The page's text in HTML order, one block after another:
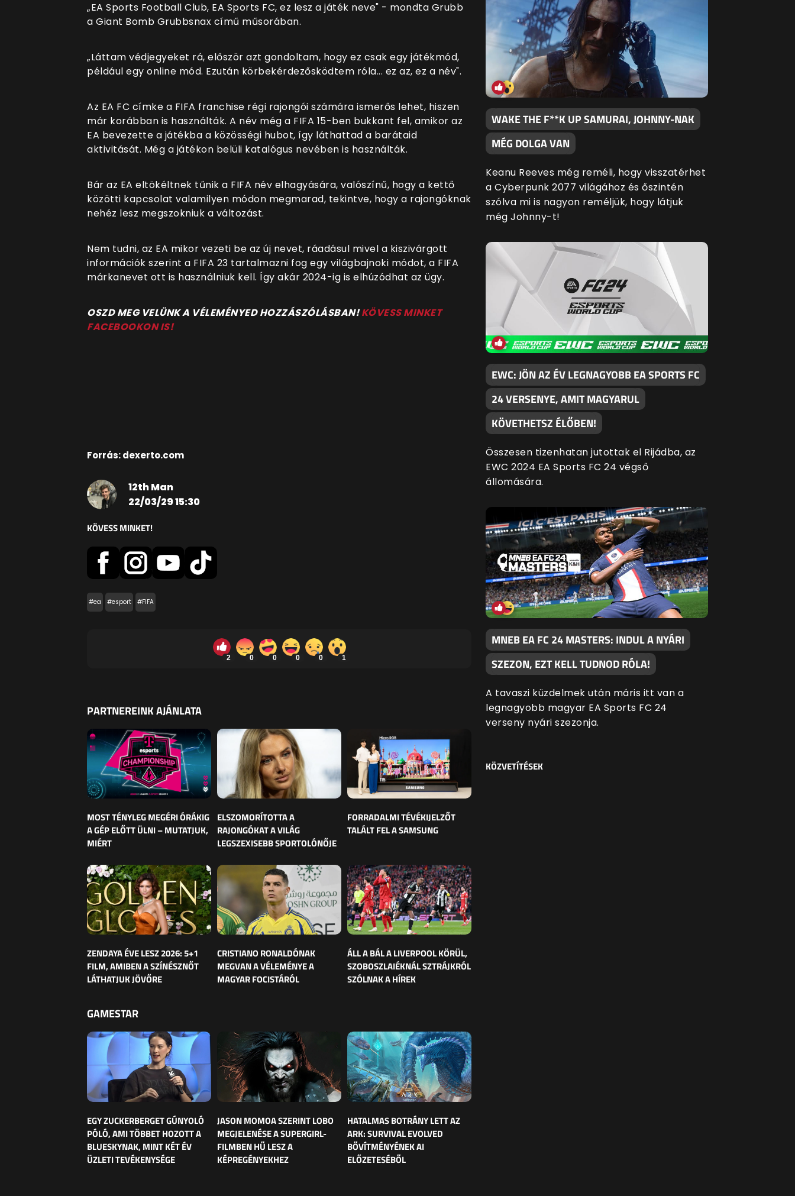
„EA Sports Football Club, EA Sports FC, ez lesz a játék neve" - mondta Grubb
a Giant Bomb Grubbsnax című műsorában.
„Láttam védjegyeket rá, először azt gondoltam, hogy ez csak egy játékmód,
például egy online mód. Ezután körbekérdezősködtem róla... ez az, ez a név".
Az EA FC címke a FIFA franchise régi rajongói számára ismerős lehet, hiszen
már korábban is használták. A név még a FIFA 15-ben bukkant fel, amikor az
EA bevezette a játékba a közösségi hubot, így láthattad a barátaid
aktivitását. Még a játékon belüli katalógus nevében is használták.
Bár az EA eltökéltnek tűnik a FIFA név elhagyására, valószínű, hogy a kettő
közötti kapcsolat valamilyen módon megmarad, tekintve, hogy a rajongóknak
nehéz lesz megszokniuk a változást.
Nem tudni, az EA mikor vezeti be az új nevet, ráadásul mivel a kiszivárgott
információk szerint a FIFA 23 tartalmazni fog egy világbajnoki módot, a FIFA
márkanevet ott is használniuk kell. Így akár 2024-ig is elhúzódhat az ügy.
OSZD MEG VELÜNK A VÉLEMÉNYED HOZZÁSZÓLÁSBAN!KÖVESS MINKET
FACEBOOKON IS!
Forrás: dexerto.com
12th Man
22/03/29 15:30
KÖVESS MINKET!
#ea #esport #FIFA
2 0 0 0 0 1
PARTNEREINK AJÁNLATA
MOST TÉNYLEG MEGÉRI ÓRÁKIG
A GÉP ELŐTT ÜLNI – MUTATJUK,
MIÉRT
ELSZOMORÍTOTTA A
RAJONGÓKAT A VILÁG
LEGSZEXISEBB SPORTOLÓNŐJE
FORRADALMI TÉVÉKIJELZŐT
TALÁLT FEL A SAMSUNG
ZENDAYA ÉVE LESZ 2026: 5+1
FILM, AMIBEN A SZÍNÉSZNŐT
LÁTHATJUK JÖVŐRE
CRISTIANO RONALDÓNAK
MEGVAN A VÉLEMÉNYE A
MAGYAR FOCISTÁRÓL
ÁLL A BÁL A LIVERPOOL KÖRÜL,
SZOBOSZLAIÉKNÁL SZTRÁJKRÓL
SZÓLNAK A HÍREK
GAMESTAR
EGY ZUCKERBERGET GÚNYOLÓ
PÓLÓ, AMI TÖBBET HOZOTT A
BLUESKYNAK, MINT KÉT ÉV
ÜZLETI TEVÉKENYSÉGE
JASON MOMOA SZERINT LOBO
MEGJELENÉSE A SUPERGIRL-
FILMBEN HŰ LESZ A
KÉPREGÉNYEKHEZ
HATALMAS BOTRÁNY LETT AZ
ARK: SURVIVAL EVOLVED
BŐVÍTMÉNYÉNEK AI
ELŐZETESÉBŐL
WAKE THE F**K UP SAMURAI, JOHNNY-NAK
MÉG DOLGA VAN
Keanu Reeves még reméli, hogy visszatérhet
a Cyberpunk 2077 világához és őszintén
szólva mi is nagyon reméljük, hogy látjuk
még Johnny-t!
EWC: JÖN AZ ÉV LEGNAGYOBB EA SPORTS FC
24 VERSENYE, AMIT MAGYARUL
KÖVETHETSZ ÉLŐBEN!
Összesen tizenhatan jutottak el Rijádba, az
EWC 2024 EA Sports FC 24 végső
állomására.
MNEB EA FC 24 MASTERS: INDUL A NYÁRI
SZEZON, EZT KELL TUDNOD RÓLA!
A tavaszi küzdelmek után máris itt van a
legnagyobb magyar EA Sports FC 24
verseny nyári szezonja.
KÖZVETÍTÉSEK